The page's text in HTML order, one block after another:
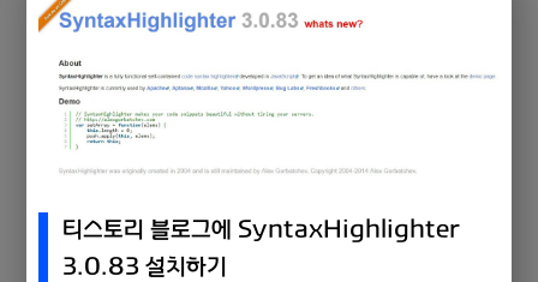
티스토리 블로그에 SyntaxHighlighter
3.0.83 설치하기